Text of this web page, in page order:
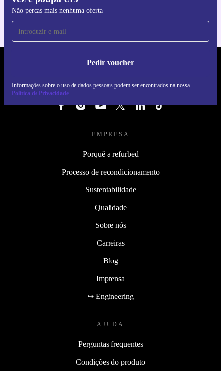
Não percas mais nenhuma oferta
Pedir voucher
Informações sobre o uso de dados pessoais podem ser encontrados na nossa
Política de Privacidade
REFURBED PORTUGAL - RETHINK NEW.
SEGUE-NOS
EMPRESA
Porquê a refurbed
Processo de recondicionamento
Sustentabilidade
Qualidade
Sobre nós
Carreiras
Blog
Imprensa
↪ Engineering
AJUDA
Perguntas frequentes
Condições do produto